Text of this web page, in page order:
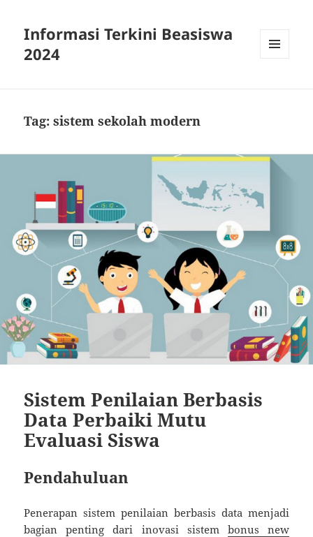
Informasi Terkini Beasiswa
2024
Tag:sistem sekolah modern
Sistem Penilaian Berbasis
Data Perbaiki Mutu
Evaluasi Siswa
Pendahuluan
Penerapan sistem penilaian berbasis data menjadi
bagian penting dari inovasi sistem bonus new